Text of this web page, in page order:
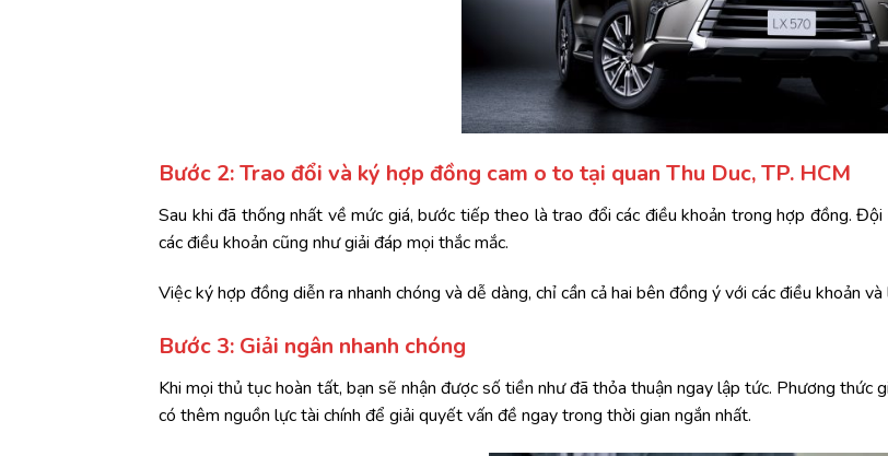
Bước 2: Trao đổi và ký hợp đồng cam o to tại quan Thu Duc, TP. HCM
Sau khi đã thống nhất về mức giá, bước tiếp theo là trao đổi các điều khoản trong hợp đồng.
các điều khoản cũng như giải đáp mọi thắc mắc.
Việc ký hợp đồng diễn ra nhanh chóng và dễ dàng, chỉ cần cả hai bên đồng ý với các điều khoản
Bước 3: Giải ngân nhanh chóng
Khi mọi thủ tục hoàn tất, bạn sẽ nhận được số tiền như đã thỏa thuận ngay lập tức. Phương thức
có thêm nguồn lực tài chính để giải quyết vấn đề ngay trong thời gian ngắn nhất.